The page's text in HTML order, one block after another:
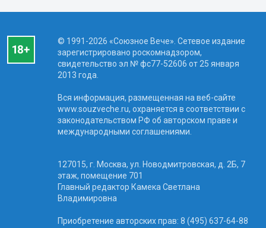
© 1991-2026 «Союзное Вече». Сетевое издание
зарегистрировано роскомнадзором,
свидетельство эл № фc77-52606 от 25 января
2013 года.
Вся информация, размещенная на веб-сайте
www.souzveche.ru, охраняется в соответствии с
законодательством РФ об авторском праве и
международными соглашениями.
127015, г. Москва, ул. Новодмитровская, д. 2Б, 7
этаж, помещение 701
Главный редактор Камека Светлана
Владимировна
Приобретение авторских прав: 8 (495) 637-64-88